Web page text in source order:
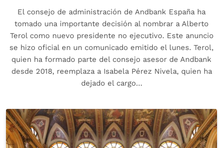
El consejo de administración de Andbank España ha
tomado una importante decisión al nombrar a Alberto
Terol como nuevo presidente no ejecutivo. Este anuncio
se hizo oficial en un comunicado emitido el lunes. Terol,
quien ha formado parte del consejo asesor de Andbank
desde 2018, reemplaza a Isabela Pérez Nivela, quien ha
dejado el cargo…